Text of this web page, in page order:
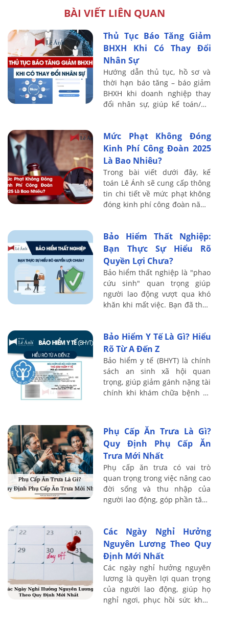
BÀI VIẾT LIÊN QUAN
Thủ Tục Báo Tăng Giảm
BHXH Khi Có Thay Đổi
Nhân Sự
Hướng dẫn thủ tục, hồ sơ và
thời hạn báo tăng – báo giảm
BHXH khi doanh nghiệp thay
đổi nhân sự, giúp kế toán/HR
Mức Phạt Không Đóng
Kinh Phí Công Đoàn 2025
Là Bao Nhiêu?
Trong bài viết dưới đây, kế
toán Lê Ánh sẽ cung cấp thông
tin chi tiết về mức phạt không
đóng kinh phí công đoàn năm ,
nghĩa vụ ...
Bảo Hiểm Thất Nghiệp:
Bạn Thực Sự Hiểu Rõ
Quyền Lợi Chưa?
Bảo hiểm thất nghiệp là "phao
cứu sinh" quan trọng giúp
người lao động vượt qua khó
khăn khi mất việc. Bạn đã thực
...
Bảo Hiểm Y Tế Là Gì? Hiểu
Rõ Từ A Đến Z
Bảo hiểm y tế (BHYT) là chính
sách an sinh xã hội quan
trọng, giúp giảm gánh nặng tài
chính khi khám chữa bệnh và
Tuy nhiên, ...
Phụ Cấp Ăn Trưa Là Gì?
Quy Định Phụ Cấp Ăn
Trưa Mới Nhất
Phụ cấp ăn trưa có vai trò
quan trọng trong việc nâng cao
đời sống và thu nhập của
người lao động, góp phần tăng
Các Ngày Nghỉ Hưởng
Nguyên Lương Theo Quy
Định Mới Nhất
Các ngày nghỉ hưởng nguyên
lương là quyền lợi quan trọng
của người lao động, giúp họ
nghỉ ngơi, phục hồi sức khỏe